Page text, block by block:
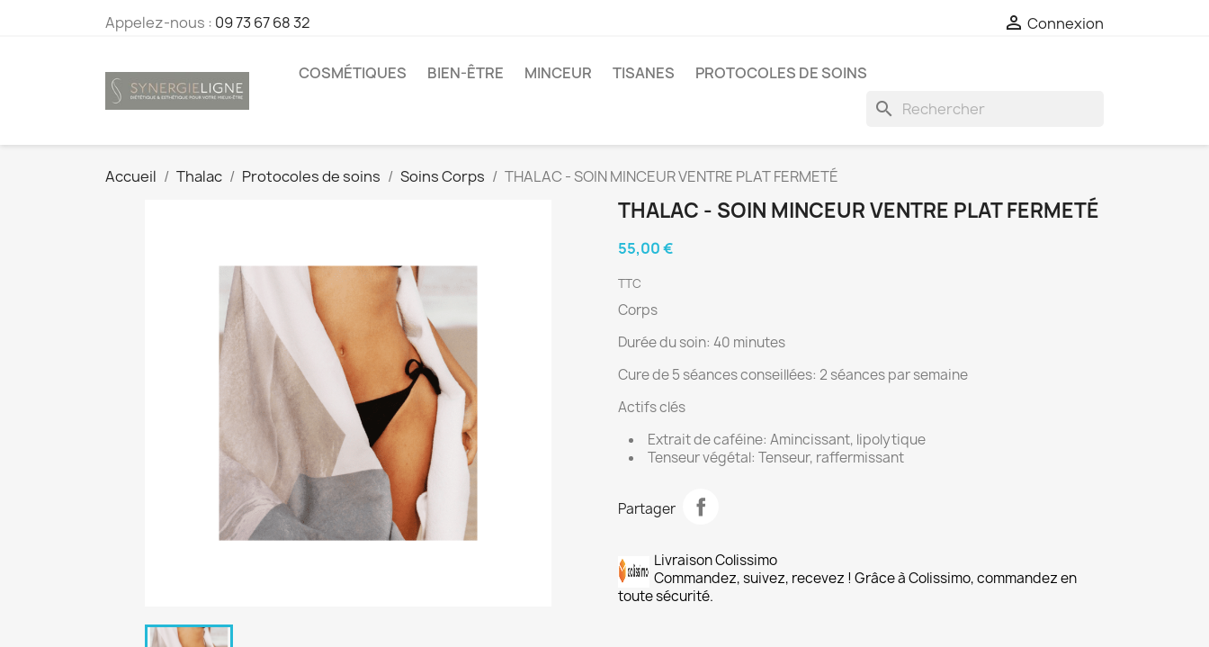
Appelez-nous : 09 73 67 68 32  Connexion
COSMÉTIQUES BIEN-ÊTRE MINCEUR TISANES PROTOCOLES DE SOINS
search
Accueil Thalac Protocoles de soins Soins Corps THALAC - SOIN MINCEUR VENTRE PLAT FERMETÉ
THALAC - SOIN MINCEUR VENTRE PLAT FERMETÉ
55,00 €
TTC
Corps
Durée du soin: 40 minutes
Cure de 5 séances conseillées: 2 séances par semaine
Actifs clés
Extrait de caféine: Amincissant, lipolytique
Tenseur végétal: Tenseur, raffermissant
Partager
Livraison Colissimo
Commandez, suivez, recevez ! Grâce à Colissimo, commandez en
toute sécurité.